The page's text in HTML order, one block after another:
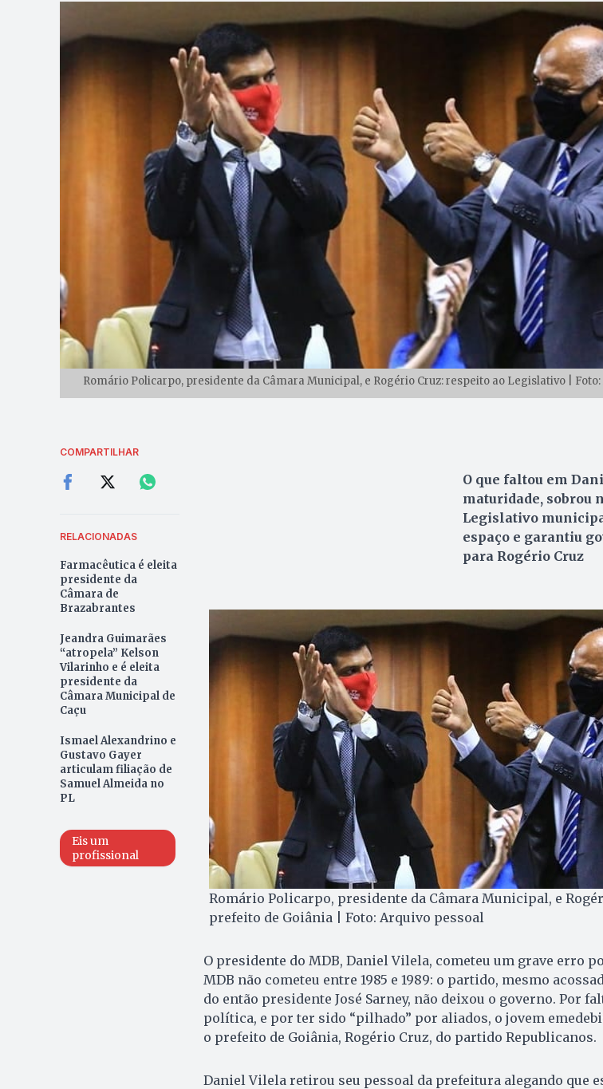
Romário Policarpo, presidente da Câmara Municipal, e Rogério Cruz: respeito ao Legislativo |
COMPARTILHAR
RELACIONADAS
Farmacêutica é eleita
presidente da
Câmara de
Brazabrantes
Jeandra Guimarães
“atropela” Kelson
Vilarinho e é eleita
presidente da
Câmara Municipal de
Caçu
Ismael Alexandrino e
Gustavo Gayer
articulam filiação de
Samuel Almeida no
PL
Eis um
profissional
O que faltou em
maturidade, sobrou
Legislativo
espaço e garantiu
para Rogério Cruz
Romário Policarpo, presidente da Câmara Municipal, e
prefeito de Goiânia | Foto: Arquivo pessoal
O presidente do MDB, Daniel Vilela, cometeu um grave erro
MDB não cometeu entre 1985 e 1989: o partido, mesmo
do então presidente José Sarney, não deixou o governo. Por
política, e por ter sido “pilhado” por aliados, o jovem
o prefeito de Goiânia, Rogério Cruz, do partido Republicanos.
Daniel Vilela retirou seu pessoal da prefeitura alegando que